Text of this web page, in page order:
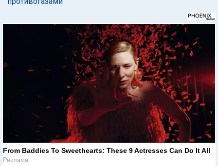
From Baddies To Sweethearts: These 9 Actresses Can Do It All
Реклама